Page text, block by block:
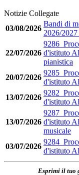
Notizie Collegate
03/08/2026
Bandi di
2026/2027
22/07/2026 d'istituto
pianistica
20/07/2026
d'istituto
13/07/2026
d'istituto
13/07/2026 d'istituto
musicale
03/07/2026
d'istituto
Esprimi il tuo